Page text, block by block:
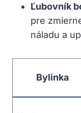
Ľubovník
⁢pre
náladu a
Bylinka